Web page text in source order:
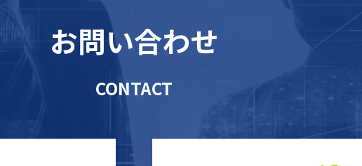
お問い合わせ
CONTACT